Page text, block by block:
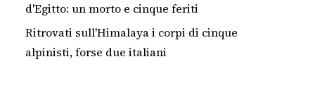
d'Egitto: un morto e cinque feriti
Ritrovati sull'Himalaya i corpi di cinque
alpinisti, forse due italiani